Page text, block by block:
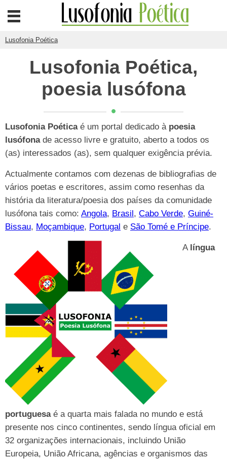
Lusofonia Poética
Lusofonia Poética,
poesia lusófona
Lusofonia Poéticaé um portal dedicado à poesia
lusófonade acesso livre e gratuito, aberto a todos os
(as) interessados (as), sem qualquer exigência prévia.
Actualmente contamos com dezenas de bibliografias de
vários poetas e escritores, assim como resenhas da
história da literatura/poesia dos países da comunidade
lusófona tais como: Angola, Brasil, Cabo Verde, Guiné-
Bissau, Moçambique, Portugal e São Tomé e Príncipe.
A língua
portuguesaé a quarta mais falada no mundo e está
presente nos cinco continentes, sendo língua oficial em
32 organizações internacionais, incluindo União
Europeia, União Africana, agências e organismos das